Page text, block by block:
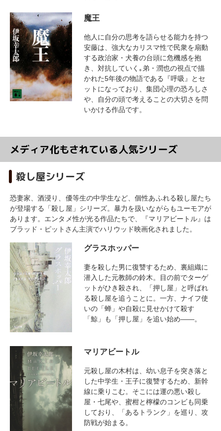
魔王
他人に自分の思考を語らせる能力を持つ
安藤は、強大なカリスマ性で民衆を扇動
する政治家・犬養の台頭に危機感を抱
き、対抗していく｡弟・潤也の視点で描
かれた5年後の物語である『呼吸』とセ
ットになっており、集団心理の恐ろしさ
や、自分の頭で考えることの大切さを問
いかける作品です。
メディア化もされている人気シリーズ
殺し屋シリーズ
恐妻家、酒浸り、優等生の中学生など、個性あふれる殺し屋たち
が登場する「殺し屋」シリーズ。暴力を扱いながらもユーモアが
あります。エンタメ性が光る作品たちで、『マリアビートル』は
ブラッド・ピットさん主演でハリウッド映画化されました。
グラスホッパー
妻を殺した男に復讐するため、裏組織に
潜入した元教師の鈴木。目の前でターゲ
ットがひき殺され、「押し屋」と呼ばれ
る殺し屋を追うことに。一方、ナイフ使
いの「蝉」や自殺に見せかけて殺す
「鯨」も「押し屋」を追い始め――。
マリアビートル
元殺し屋の木村は、幼い息子を突き落と
した中学生・王子に復讐するため、新幹
線に乗りこむ。そこには運の悪い殺し
屋・七尾や、蜜柑と檸檬のコンビも同乗
しており、「あるトランク」を巡り、攻
防戦が始まる。